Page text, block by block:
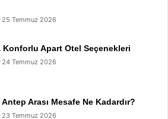
25 Temmuz 2026
Konforlu Apart Otel Seçenekleri
24 Temmuz 2026
Arası Mesafe Ne Kadardır?
23 Temmuz 2026